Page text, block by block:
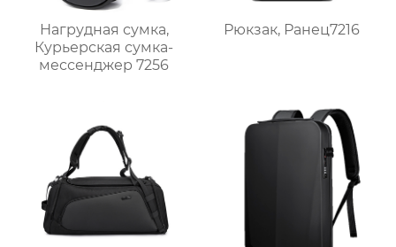
Нагрудная сумка,
Курьерская сумка-
мессенджер 7256
Рюкзак, Ранец7216